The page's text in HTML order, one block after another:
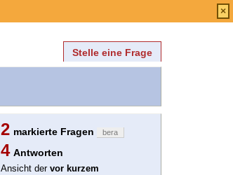
Stelle eine Frage
2 markierte Fragen bera
4 Antworten
Ansicht der vor kurzem
×